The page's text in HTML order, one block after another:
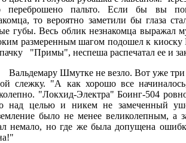
переброшено пальто. Если бы вы
то вероятно заметили бы глаза
губы. Весь облик незнакомца выражал
размеренным шагом подошел к
"Примы", неспеша распечатал ее и
Вальдемару Шмутке не везло. Вот уже три
слежку. "А как хорошо все
"Локхид-Электра" Боинг-504
над целью и никем не замеченный
было не менее великолепным, а
немало, но где же была допущена